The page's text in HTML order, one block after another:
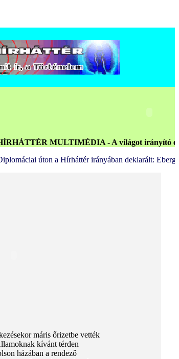
MULTIMÉDIA - A világot irányító elmeuralmi
úton a Hírháttér irányában deklarált: Ebergényi
máris őrizetbe vették
kívánt térden
házában a rendező